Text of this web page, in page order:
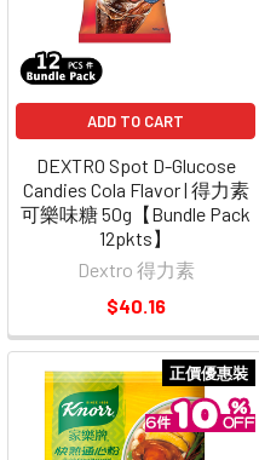
ADD TO CART
DEXTRO Spot D-Glucose
Candies Cola Flavor | 得力素
可樂味糖 50g【Bundle Pack
12pkts】
Dextro 得力素
$40.16
正價優惠裝